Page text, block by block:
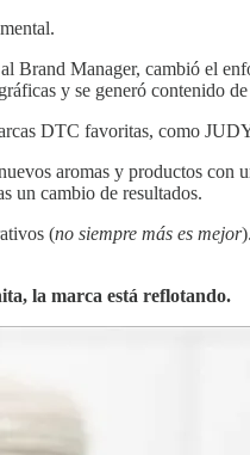
Brand Manager, cambió el
y se generó contenido
DTC favoritas, como
aromas y productos con
un cambio de resultados.
(no siempre más es mejor
la marca está reflotando.